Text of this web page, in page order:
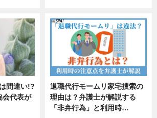
間違い!?
会代表が
退職代行モームリ家宅捜索の
理由は？弁護士が解説する
「非弁行為」と利用時…